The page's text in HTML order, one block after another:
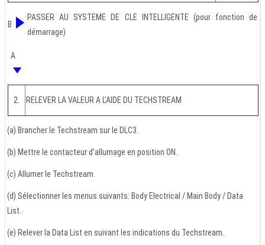
B
PASSER AU SYSTEME DE CLE INTELLIGENTE (pour fonction de
démarrage)
A
2. RELEVER LA VALEUR A L'AIDE DU TECHSTREAM
(a) Brancher le Techstream sur le DLC3.
(b) Mettre le contacteur d'allumage en position ON.
(c) Allumer le Techstream.
(d) Sélectionner les menus suivants: Body Electrical / Main Body / Data
List.
(e) Relever la Data List en suivant les indications du Techstream.